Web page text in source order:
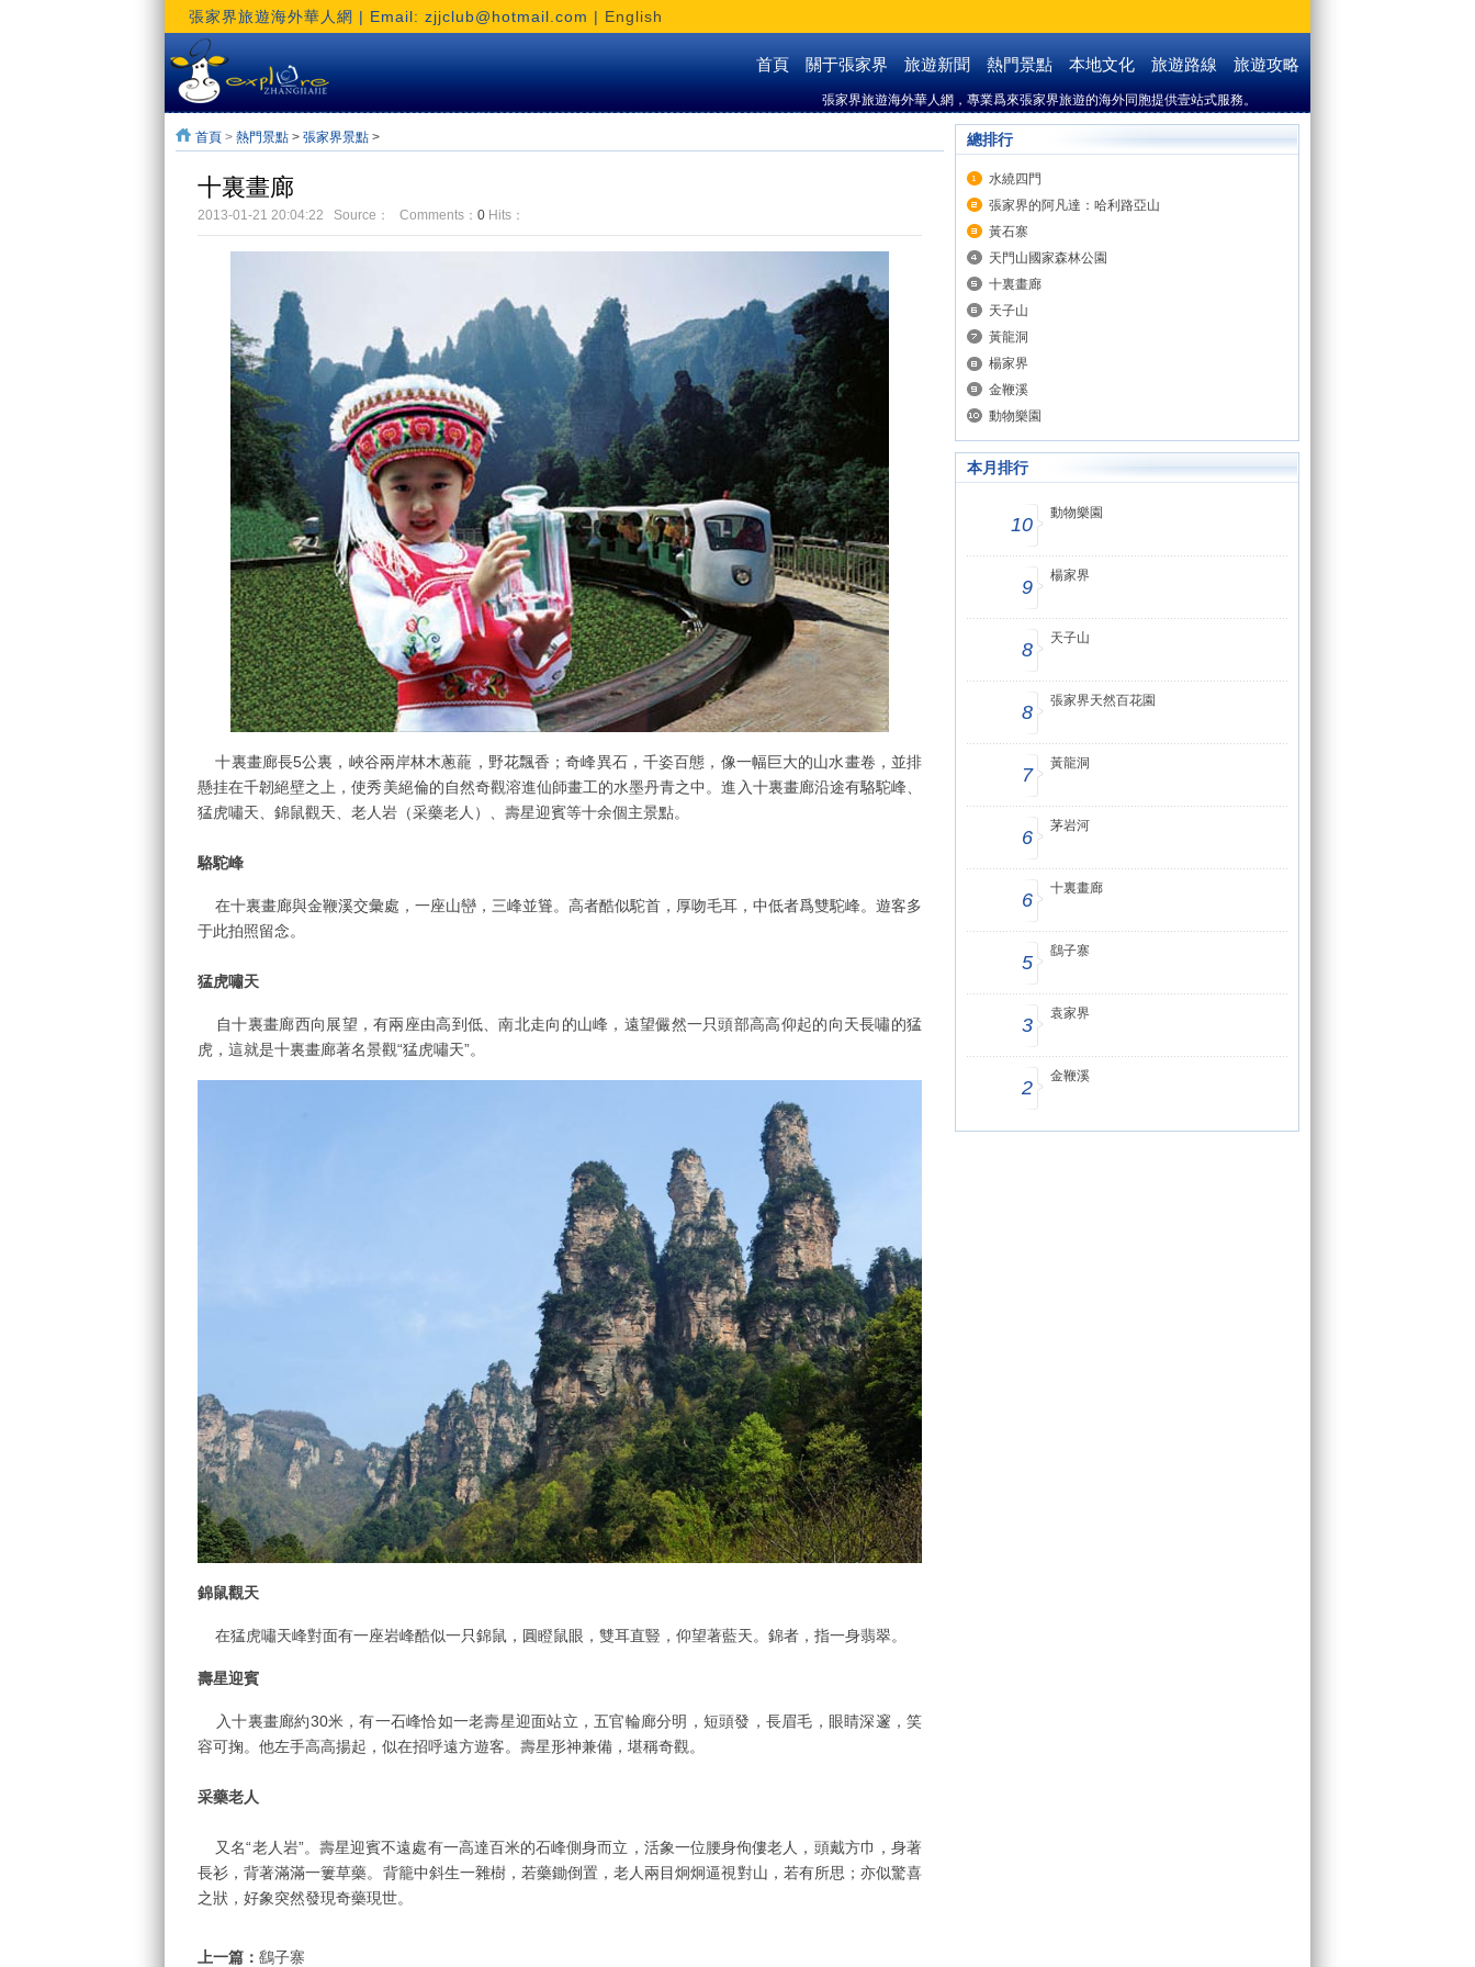
張家界旅遊海外華人網 | Email: zjjclub@hotmail.com | English
首頁 關于張家界 旅遊新聞 熱門景點 本地文化 旅遊路線 旅遊攻略
張家界旅遊海外華人網，專業爲來張家界旅遊的海外同胞提供壹站式服務。
首頁 > 熱門景點 > 張家界景點 >
十裏畫廊
2013-01-21 20:04:22 Source： Comments： 0 Hits：
十裏畫廊長5公裏，峽谷兩岸林木蔥蘢，野花飄香；奇峰異石，千姿百態，像一幅巨大的山水畫卷，並排
懸挂在千韌絕壁之上，使秀美絕倫的自然奇觀溶進仙師畫工的水墨丹青之中。進入十裏畫廊沿途有駱駝峰、
猛虎嘯天、錦鼠觀天、老人岩（采藥老人）、壽星迎賓等十余個主景點。
駱駝峰
在十裏畫廊與金鞭溪交彙處，一座山巒，三峰並聳。高者酷似駝首，厚吻毛耳，中低者爲雙駝峰。遊客多
于此拍照留念。
猛虎嘯天
自十裏畫廊西向展望，有兩座由高到低、南北走向的山峰，遠望儼然一只頭部高高仰起的向天長嘯的猛
虎，這就是十裏畫廊著名景觀“猛虎嘯天”。
錦鼠觀天
在猛虎嘯天峰對面有一座岩峰酷似一只錦鼠，圓瞪鼠眼，雙耳直豎，仰望著藍天。錦者，指一身翡翠。
壽星迎賓
入十裏畫廊約30米，有一石峰恰如一老壽星迎面站立，五官輪廊分明，短頭發，長眉毛，眼睛深邃，笑
容可掬。他左手高高揚起，似在招呼遠方遊客。壽星形神兼備，堪稱奇觀。
采藥老人
又名“老人岩”。壽星迎賓不遠處有一高達百米的石峰側身而立，活象一位腰身佝僂老人，頭戴方巾，身著
長衫，背著滿滿一簍草藥。背籠中斜生一雜樹，若藥鋤倒置，老人兩目炯炯逼視對山，若有所思；亦似驚喜
之狀，好象突然發現奇藥現世。
上一篇： 鷂子寨
總排行
水繞四門
張家界的阿凡達：哈利路亞山
黃石寨
天門山國家森林公園
十裏畫廊
天子山
黃龍洞
楊家界
金鞭溪
動物樂園
本月排行
10
動物樂園
9
楊家界
8
天子山
8
張家界天然百花園
7
黃龍洞
6
茅岩河
6
十裏畫廊
5
鷂子寨
3
袁家界
2
金鞭溪